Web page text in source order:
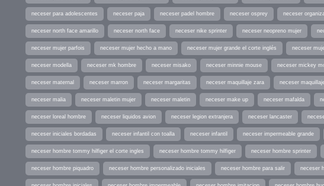
neceser para adolescentes neceser paja neceser padel hombre neceser osprey neceser
neceser north face amarillo neceser north face neceser nike sprinter neceser neopreno mujer
neceser mujer parfois neceser mujer hecho a mano neceser mujer grande el corte inglés neceser
neceser modella neceser mk hombre neceser misako neceser minnie mouse neceser mickey
neceser maternal neceser marron neceser margaritas neceser maquillaje zara neceser
neceser malia neceser maletin mujer neceser maletin neceser make up neceser mafalda
neceser loreal hombre neceser liquidos avion neceser legion extranjera neceser lancaster
neceser iniciales bordadas neceser infantil con toalla neceser infantil neceser impermeable grande
neceser hombre tommy hilfiger el corte ingles neceser hombre tommy hilfiger neceser hombre sprinter
neceser hombre piquadro neceser hombre personalizado iniciales neceser hombre para salir neceser